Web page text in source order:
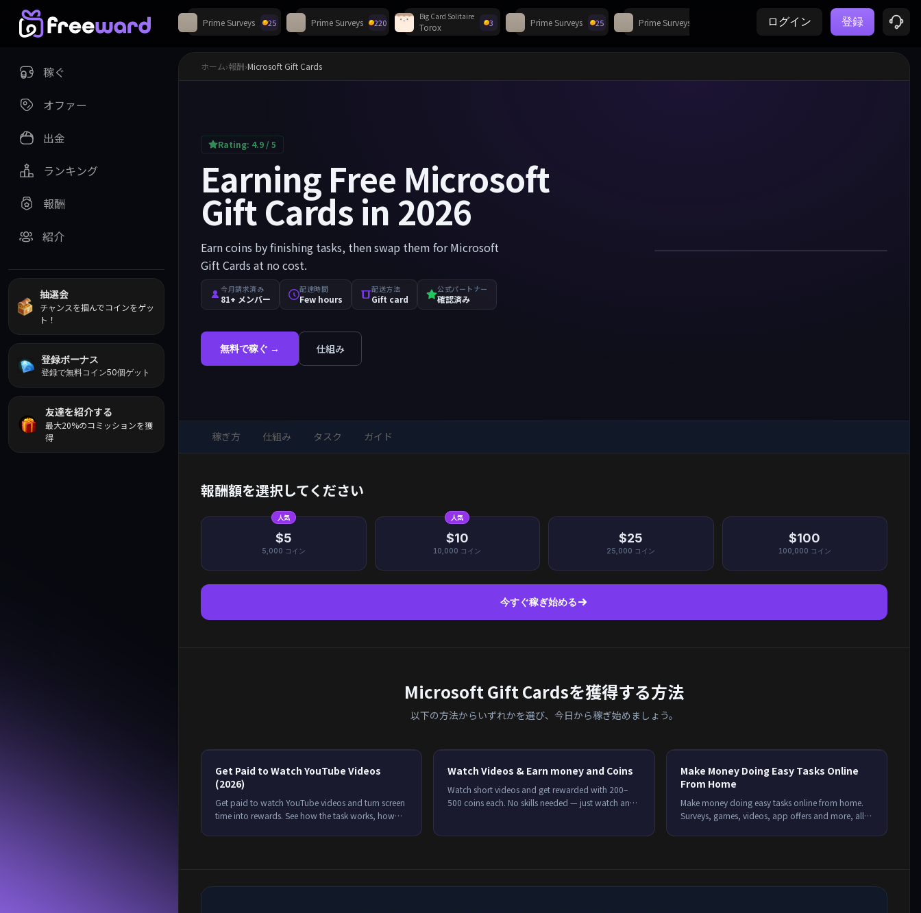
Prime Surveys 25 Prime Surveys 220
Big Card Solitaire
Torox 3 Prime Surveys 25 Prime Surveys Akshaya
PayPal 3,257
Tube US (147)
MM Wall 63
ログイン 登録
稼ぐ
オファー
出金
ランキング
報酬
紹介
抽選会
チャンスを掴んでコインをゲッ
ト！
登録ボーナス
登録で無料コイン50個ゲット
友達を紹介する
最大20%のコミッションを獲
得
ホーム›報酬›Microsoft Gift Cards
Rating: 4.9 / 5
Earning Free Microsoft
Gift Cards in 2026
Earn coins by finishing tasks, then swap them for Microsoft
Gift Cards at no cost.
今月請求済み
81+ メンバー
配達時間
Few hours
配送方法
Gift card
公式パートナー
確認済み
無料で稼ぐ → 仕組み
稼ぎ方 仕組み タスク ガイド
報酬額を選択してください
人気
$5
5,000 コイン
人気
$10
10,000 コイン
$25
25,000 コイン
$100
100,000 コイン
今すぐ稼ぎ始める
Microsoft Gift Cardsを獲得する方法
以下の方法からいずれかを選び、今日から稼ぎ始めましょう。
Get Paid to Watch YouTube Videos
(2026)
Get paid to watch YouTube videos and turn screen
time into rewards. See how the task works, how
Watch Videos & Earn money and Coins
Watch short videos and get rewarded with 200–
500 coins each. No skills needed — just watch and
Make Money Doing Easy Tasks Online
From Home
Make money doing easy tasks online from home.
Surveys, games, videos, app offers and more, all in